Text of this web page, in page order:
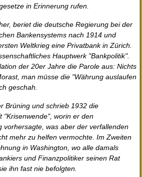
in Erinnerung rufen.
beriet die deutsche Regierung bei der
Bankensystems nach 1914 und
Weltkrieg eine Privatbank in Zürich.
Hauptwerk "Bankpolitik".
der 20er Jahre die Parole aus: Nichts
man müsse die "Währung auslaufen
geschah.
Brüning und schrieb 1932 die
"Krisenwende", worin er den
vorhersagte, was aber der verfallenden
mehr zu helfen vermochte. Im Zweiten
in Washington, wo alle damals
und Finanzpolitiker seinen Rat
ihn fast nie befolgten.